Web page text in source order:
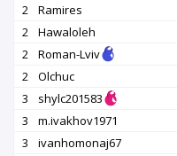
2
Ramires
2
Hawaloleh
2
Roman-Lviv
2
Olchuc
3
shylc201583
3
m.ivakhov1971
3
ivanhomonaj67